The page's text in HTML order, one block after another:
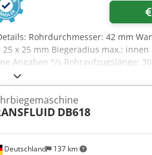
Rohrdurchmesser: 42 mm
x 25 mm Biegeradius max.:
Angaben °/s Rohraufzugslänge:
Schaltschrank: 800 x 700
Anwendung: Bearbeitung von
Bezeichnung der Sofrware
2,5mm Biegerichtung nach links
Ø 25mm -12 div. Spannzangen -
Deutschland 137 km
DB618